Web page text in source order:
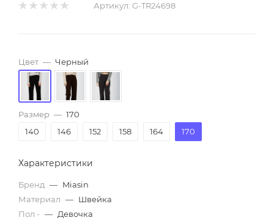
Артикул: G-TR24698
Цвет — Черный
Размер — 170
140
146 152 158 164 170
Характеристики
Бренд — Miasin
Материал — Швейка
Пол - — Девочка